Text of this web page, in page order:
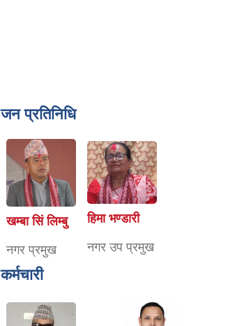
जन प्रतिनिधि
खम्बा सिं लिम्बु
नगर प्रमुख
हिमा भण्डारी
नगर उप प्रमुख
कर्मचारी